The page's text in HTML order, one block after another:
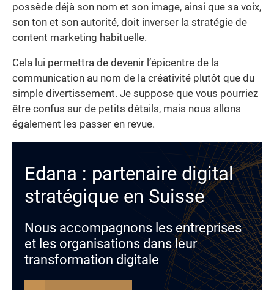
possède déjà son nom et son image, ainsi que sa voix,
son ton et son autorité, doit inverser la stratégie de
content marketing habituelle.
Cela lui permettra de devenir l’épicentre de la
communication au nom de la créativité plutôt que du
simple divertissement. Je suppose que vous pourriez
être confus sur de petits détails, mais nous allons
également les passer en revue.
Edana : partenaire digital
stratégique en Suisse
Nous accompagnons les entreprises
et les organisations dans leur
transformation digitale